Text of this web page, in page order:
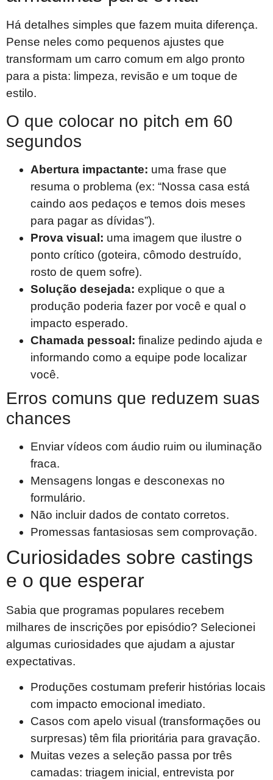
Há detalhes simples que fazem muita diferença.
Pense neles como pequenos ajustes que
transformam um carro comum em algo pronto
para a pista: limpeza, revisão e um toque de
estilo.
O que colocar no pitch em 60
segundos
Abertura impactante: uma frase que
resuma o problema (ex: “Nossa casa está
caindo aos pedaços e temos dois meses
para pagar as dívidas”).
Prova visual: uma imagem que ilustre o
ponto crítico (goteira, cômodo destruído,
rosto de quem sofre).
Solução desejada: explique o que a
produção poderia fazer por você e qual o
impacto esperado.
Chamada pessoal: finalize pedindo ajuda e
informando como a equipe pode localizar
você.
Erros comuns que reduzem suas
chances
Enviar vídeos com áudio ruim ou iluminação
fraca.
Mensagens longas e desconexas no
formulário.
Não incluir dados de contato corretos.
Promessas fantasiosas sem comprovação.
Curiosidades sobre castings
e o que esperar
Sabia que programas populares recebem
milhares de inscrições por episódio? Selecionei
algumas curiosidades que ajudam a ajustar
expectativas.
Produções costumam preferir histórias locais
com impacto emocional imediato.
Casos com apelo visual (transformações ou
surpresas) têm fila prioritária para gravação.
Muitas vezes a seleção passa por três
camadas: triagem inicial, entrevista por